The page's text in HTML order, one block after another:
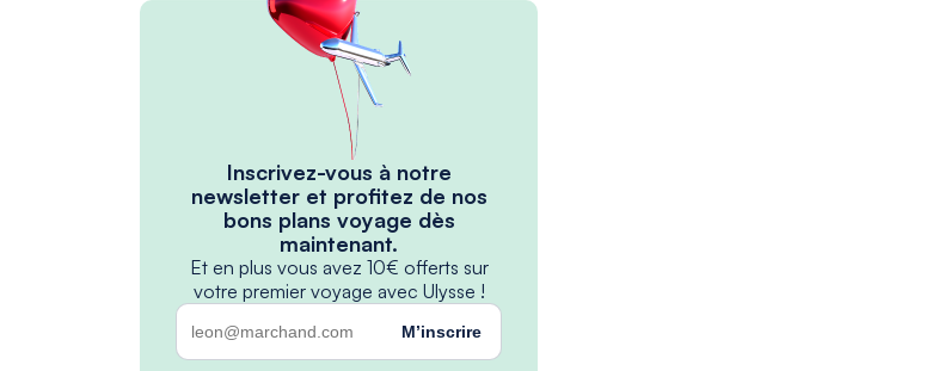
Inscrivez-vous à notre
newsletter et profitez de nos
bons plans voyage dès
maintenant.
Et en plus vous avez 10€ offerts sur
votre premier voyage avec Ulysse !
M’inscrire